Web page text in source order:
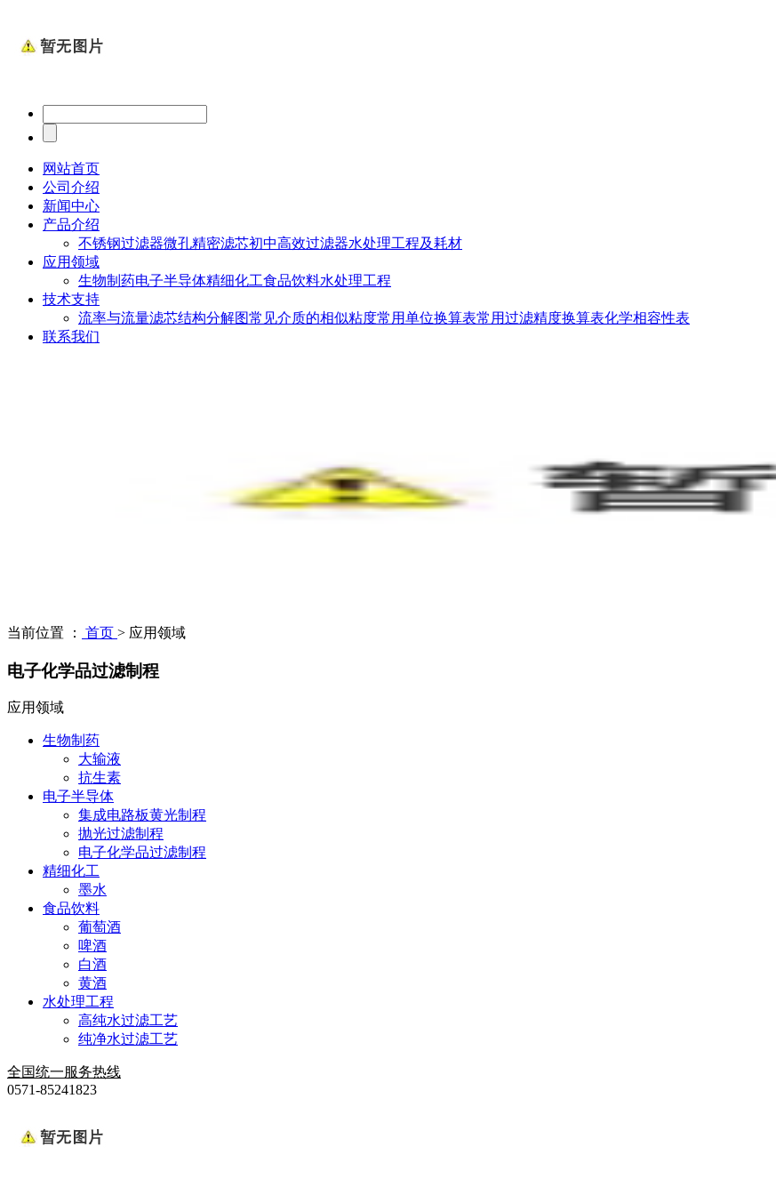
网站首页
公司介绍
新闻中心
产品介绍
不锈钢过滤器微孔精密滤芯初中高效过滤器水处理工程及耗材
应用领域
生物制药电子半导体精细化工食品饮料水处理工程
技术支持
流率与流量滤芯结构分解图常见介质的相似粘度常用单位换算表常用过滤精度换算表化学相容性表
联系我们
当前位置 ： 首页 > 应用领域
电子化学品过滤制程
应用领域
生物制药
大输液
抗生素
电子半导体
集成电路板黄光制程
抛光过滤制程
电子化学品过滤制程
精细化工
墨水
食品饮料
葡萄酒
啤酒
白酒
黄酒
水处理工程
高纯水过滤工艺
纯净水过滤工艺
全国统一服务热线
0571-85241823